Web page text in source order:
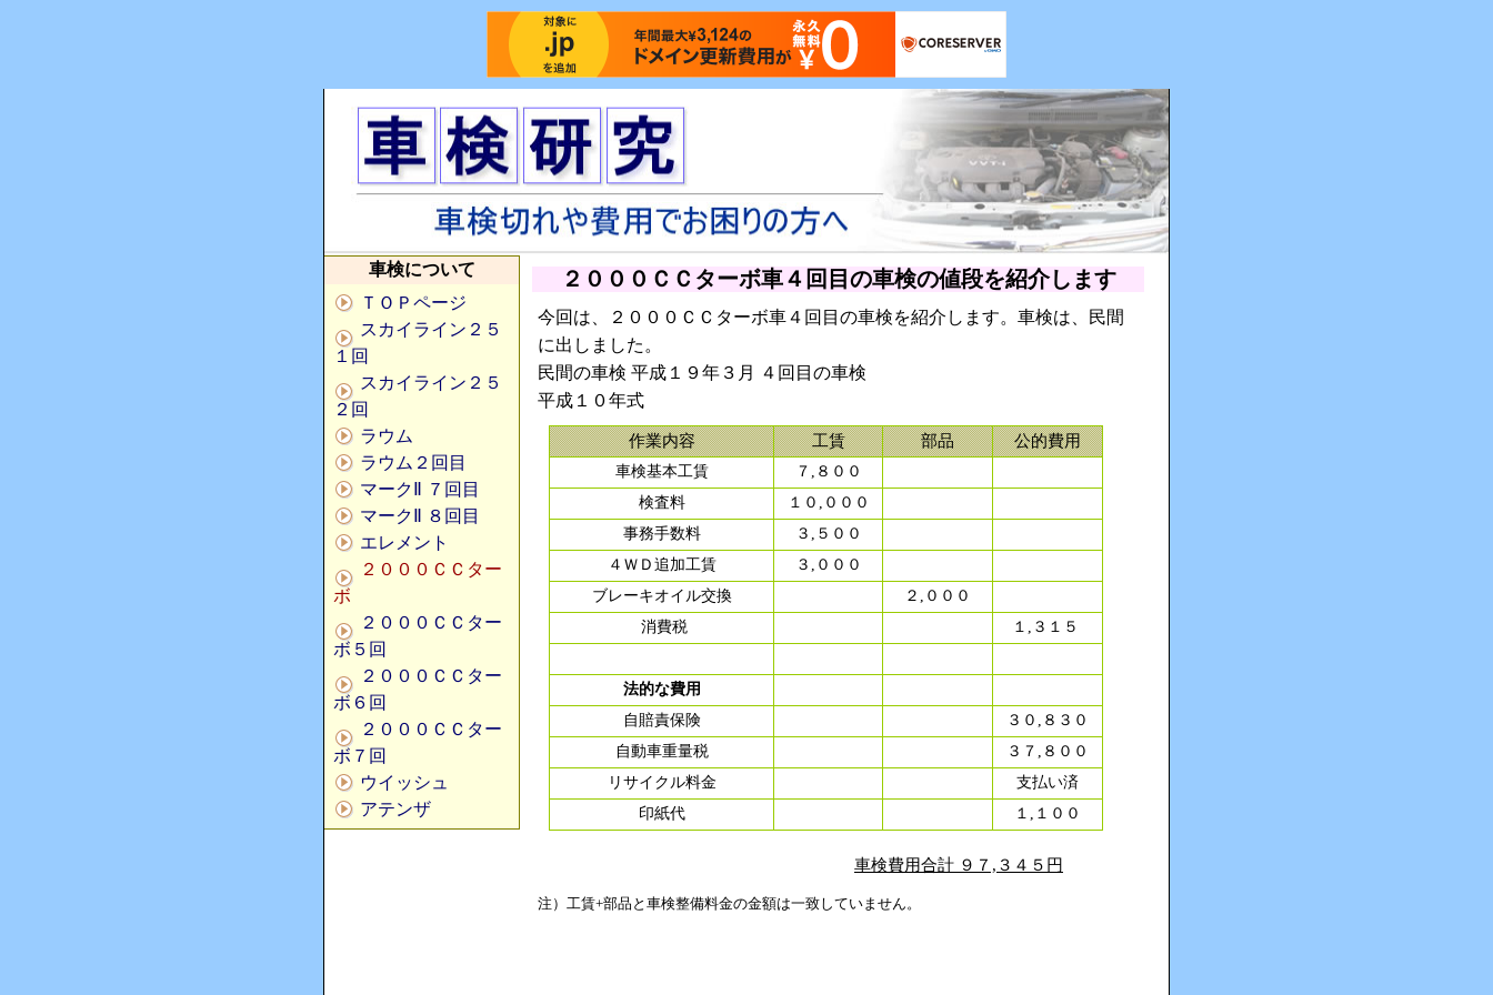
車検について
ＴＯＰページ
スカイライン２５
１回
スカイライン２５
２回
ラウム
ラウム２回目
マークⅡ ７回目
マークⅡ ８回目
エレメント
２０００ＣＣター
ボ
２０００ＣＣター
ボ５回
２０００ＣＣター
ボ６回
２０００ＣＣター
ボ７回
ウイッシュ
アテンザ
２０００ＣＣターボ車４回目の車検の値段を紹介します
今回は、２０００ＣＣターボ車４回目の車検を紹介します。車検は、民間
に出しました。
民間の車検 平成１９年３月 ４回目の車検
平成１０年式
作業内容 工賃 部品 公的費用
車検基本工賃
７,８００
検査料
１０,０００
事務手数料
３,５００
４ＷＤ追加工賃
３,０００
ブレーキオイル交換
２,０００
消費税
１,３１５
法的な費用
自賠責保険
３０,８３０
自動車重量税
３７,８００
リサイクル料金
支払い済
印紙代
１,１００
車検費用合計 ９７,３４５円
注）工賃+部品と車検整備料金の金額は一致していません。